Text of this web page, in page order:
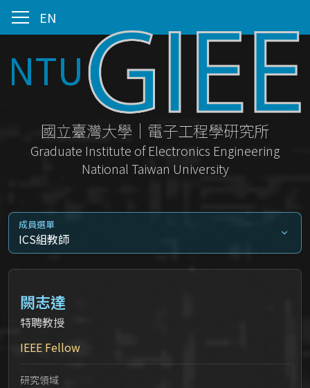
EN
NTU
國立臺灣大學｜電子工程學研究所
Graduate Institute of Electronics Engineering
National Taiwan University
成員選單
ICS組教師
闕志達
特聘教授
IEEE Fellow
研究領域